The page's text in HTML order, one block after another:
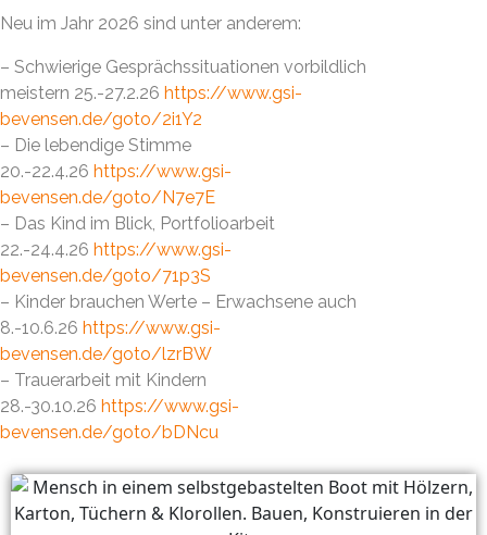
Neu im Jahr 2026 sind unter anderem:
– Schwierige Gesprächssituationen vorbildlich
meistern 25.-27.2.26 https://www.gsi-
bevensen.de/goto/2i1Y2
– Die lebendige Stimme
20.-22.4.26 https://www.gsi-
bevensen.de/goto/N7e7E
– Das Kind im Blick, Portfolioarbeit
22.-24.4.26 https://www.gsi-
bevensen.de/goto/71p3S
– Kinder brauchen Werte – Erwachsene auch
8.-10.6.26 https://www.gsi-
bevensen.de/goto/lzrBW
– Trauerarbeit mit Kindern
28.-30.10.26 https://www.gsi-
bevensen.de/goto/bDNcu